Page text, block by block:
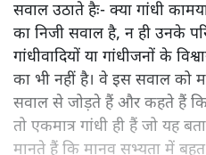
सवाल उठाते हैः- क्या गांधी
का निजी सवाल है, न ही उनके
गांधीवादियों या गांधीजनों के
का भी नहीं है। वे इस सवाल को
सवाल से जोड़ते हैं और कहते हैं
तो एकमात्र गांधी ही हैं जो यह
मानते हैं कि मानव सभ्यता में